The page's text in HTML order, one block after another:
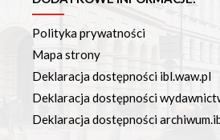
Podstawowych
Biblioteka
O bibliotece
Godziny otwarcia
Katalog
Nowości
Polityka prywatności
Mapa strony
Deklaracja dostępności ibl.waw.pl
Deklaracja dostępności
Deklaracja dostępności